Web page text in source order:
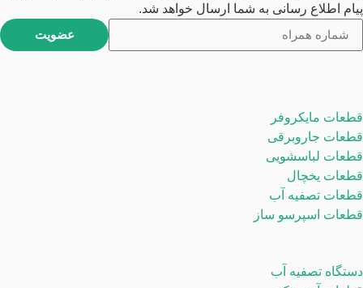
پیام اطلاع رسانی به شما ارسال خواهد شد.
عضویت
قطعات مایکروفر
قطعات جاروبرقی
قطعات لباسشویی
قطعات یخچال
قطعات تصفیه آب
قطعات اسپرسو ساز
دستگاه تصفیه آب